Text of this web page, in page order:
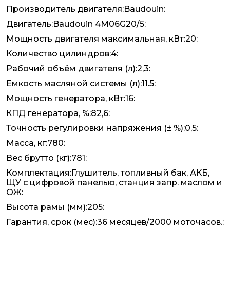
Производитель двигателя:Baudouin:
Двигатель:Baudouin 4M06G20/5:
Мощность двигателя максимальная, кВт:20:
Количество цилиндров:4:
Рабочий объём двигателя (л):2,3:
Емкость масляной системы (л):11.5:
Мощность генератора, кВт:16:
КПД генератора, %:82,6:
Точность регулировки напряжения (± %):0,5:
Масса, кг:780:
Вес брутто (кг):781:
Комплектация:Глушитель, топливный бак, АКБ,
ЩУ с цифровой панелью, станция запр. маслом и
ОЖ:
Высота рамы (мм):205:
Гарантия, срок (мес):36 месяцев/2000 моточасов.: